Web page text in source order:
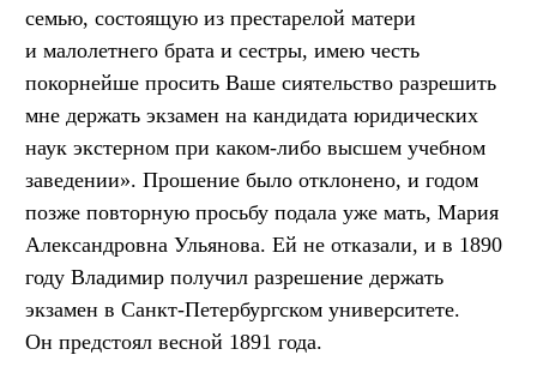
семью, состоящую из престарелой матери
и малолетнего брата и сестры, имею честь
покорнейше просить Ваше сиятельство разрешить
мне держать экзамен на кандидата юридических
наук экстерном при каком-либо высшем учебном
заведении». Прошение было отклонено, и годом
позже повторную просьбу подала уже мать, Мария
Александровна Ульянова. Ей не отказали, и в 1890
году Владимир получил разрешение держать
экзамен в Санкт-Петербургском университете.
Он предстоял весной 1891 года.